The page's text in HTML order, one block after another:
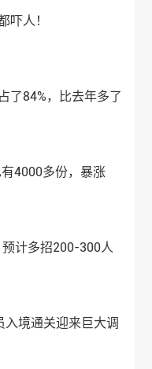
吓人！
了84%，比去年多了
4000多份，暴涨
计多招200-300人
入境通关迎来巨大调